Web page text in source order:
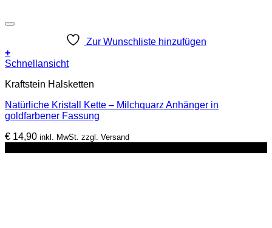
Zur Wunschliste hinzufügen
+
Schnellansicht
Kraftstein Halsketten
Natürliche Kristall Kette – Milchquarz Anhänger in
goldfarbener Fassung
€ 14,90 inkl. MwSt. zzgl. Versand